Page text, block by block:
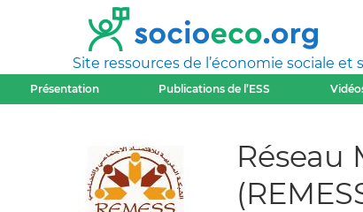
Site ressources de l’économie sociale et
Présentation Publications de l’ESS
Réseau